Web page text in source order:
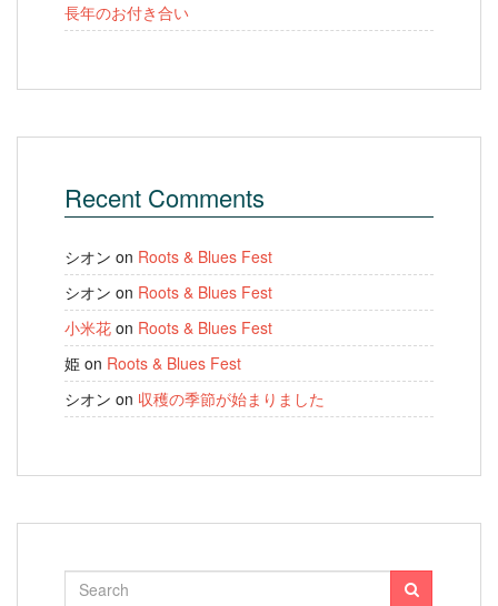
長年のお付き合い
Recent Comments
シオン on Roots & Blues Fest
シオン on Roots & Blues Fest
小米花 on Roots & Blues Fest
姫 on Roots & Blues Fest
シオン on 収穫の季節が始まりました